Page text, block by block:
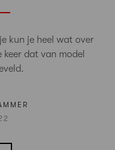
kun je heel wat over
keer dat van model